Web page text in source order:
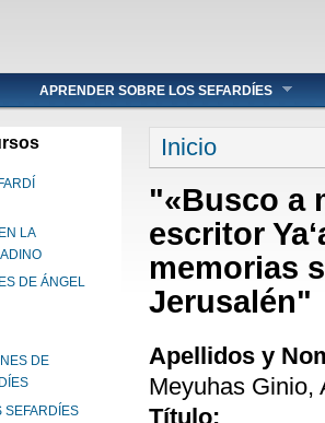
APRENDER SOBRE LOS SEFARDÍES
LA
DE ÁNGEL
DE
SEFARDÍES
Se encuentra
Inicio
"«Busco a
escritor
memorias
Jerusalén"
Apellidos y
Meyuhas Ginio,
Título: